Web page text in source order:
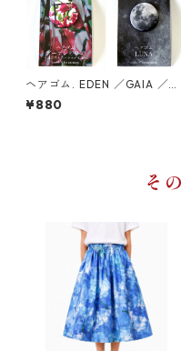
ヘアゴム. EDEN ／GAIA ／ブ
ーゲンビリア／LUNA
¥880
そ